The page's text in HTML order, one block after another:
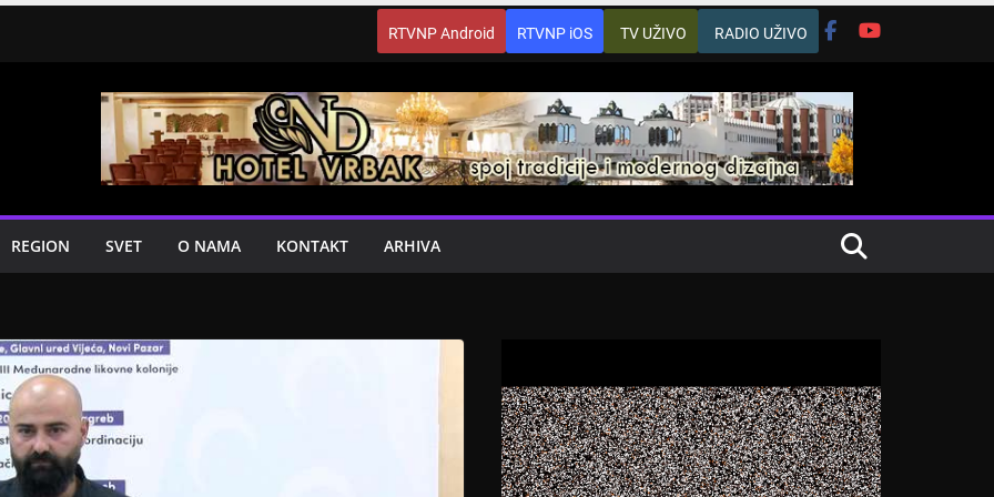
RTVNP Android RTVNP iOS TV UŽIVO RADIO UŽIVO
REGION SVET O NAMA KONTAKT ARHIVA